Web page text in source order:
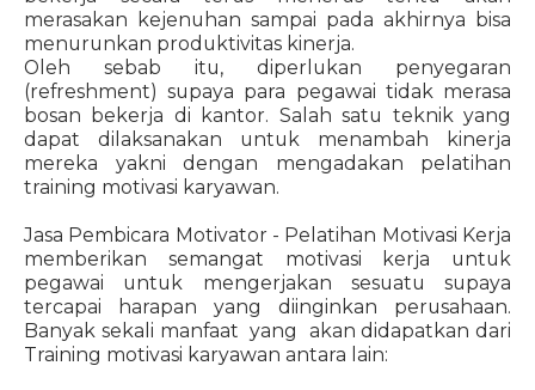
merasakan kejenuhan sampai pada akhirnya bisa
menurunkan produktivitas kinerja.
Oleh sebab itu, diperlukan penyegaran
(refreshment) supaya para pegawai tidak merasa
bosan bekerja di kantor. Salah satu teknik yang
dapat dilaksanakan untuk menambah kinerja
mereka yakni dengan mengadakan pelatihan
training motivasi karyawan.
Jasa Pembicara Motivator - Pelatihan Motivasi Kerja
memberikan semangat motivasi kerja untuk
pegawai untuk mengerjakan sesuatu supaya
tercapai harapan yang diinginkan perusahaan.
Banyak sekali manfaat yang akan didapatkan dari
Training motivasi karyawan antara lain: